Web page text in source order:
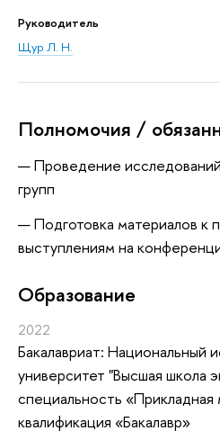
Руководитель
Щур Л. Н.
Полномочия /
Проведение
групп
Подготовка материалов к
выступлениям на
Oбразование
2022
Бакалавриат: Национальный
университет "Высшая школа
специальность «Прикладная
квалификация «Бакалавр»